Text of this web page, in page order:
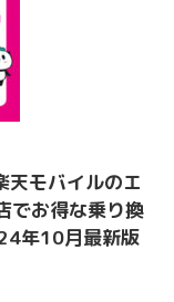
天モバイルのエ
でお得な乗り換
年10月最新版